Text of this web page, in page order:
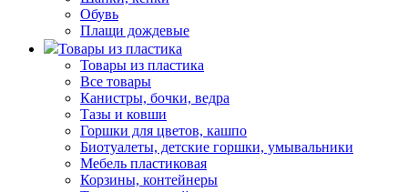
Обувь
Плащи дождевые
Товары из пластика
Товары из пластика
Все товары
Канистры, бочки, ведра
Тазы и ковши
Горшки для цветов, кашпо
Биотуалеты, детские горшки, умывальники
Мебель пластиковая
Корзины, контейнеры